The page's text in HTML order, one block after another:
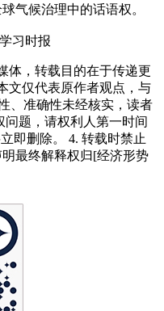
气候治理中的话语权。
习时报
体，转载目的在于传递更
文仅代表原作者观点，与
、准确性未经核实，读者
问题，请权利人第一时间
即删除。 4. 转载时禁止
最终解释权归[经济形势